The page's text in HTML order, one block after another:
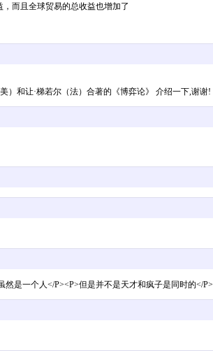
而且全球贸易的总收益也增加了
）和让·梯若尔（法）合著的《博弈论》 介绍一下,谢谢!
是一个人</P><P>但是并不是天才和疯子是同时的</P>